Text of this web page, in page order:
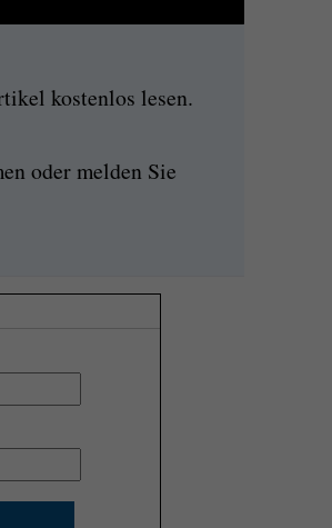
kostenlos lesen.
oder melden Sie